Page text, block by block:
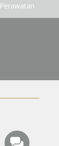
Perawatan